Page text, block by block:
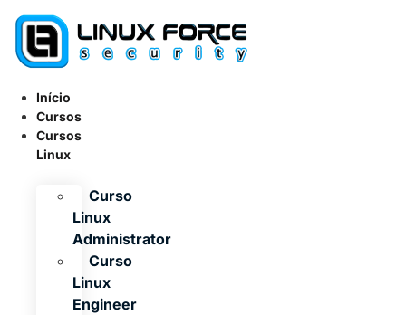
para
conteúdo
Início
Cursos
Cursos
Linux
Curso
Linux
Administrator
Curso
Linux
Engineer